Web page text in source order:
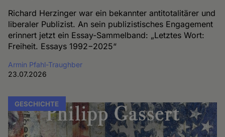
Richard Herzinger war ein bekannter antitotalitärer und
liberaler Publizist. An sein publizistisches Engagement
erinnert jetzt ein Essay-Sammelband: „Letztes Wort:
Freiheit. Essays 1992−2025“
Armin Pfahl-Traughber
23.07.2026
GESCHICHTE